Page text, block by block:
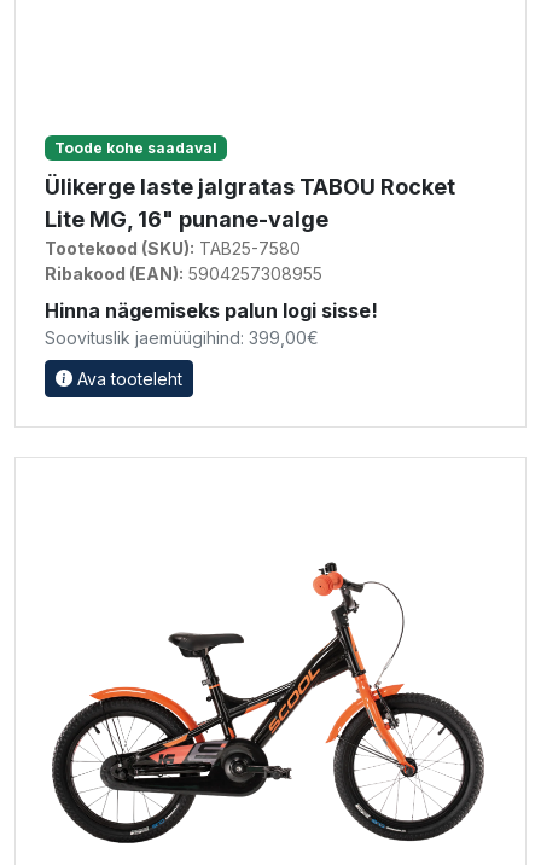
Toode kohe saadaval
Ülikerge laste jalgratas TABOU Rocket
Lite MG, 16" punane-valge
Tootekood (SKU): TAB25-7580
Ribakood (EAN): 5904257308955
Hinna nägemiseks palun logi sisse!
Soovituslik jaemüügihind: 399,00€
Ava tooteleht